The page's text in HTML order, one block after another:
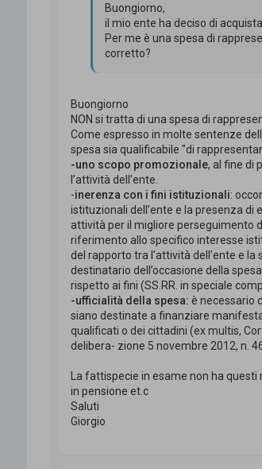
Buongiorno,
il mio ente ha deciso di
Per me è una spesa di
corretto?
Buongiorno
NON si tratta di una spesa di
Come espresso in molte sentenze
spesa sia qualificabile "di
-uno scopo promozionale, al fine di
l’attività dell’ente.
-inerenza con i fini istituzionali:
istituzionali dell’ente e la presenza
attività per il migliore perseguimento
riferimento allo specifico interesse
del rapporto tra l’attività dell’ente e
destinatario dell’occasione della
rispetto ai fini (SS.RR. in speciale
-ufficialità della spesa: è necessario
siano destinate a finanziare
qualificati o dei cittadini (ex multis,
delibera- zione 5 novembre 2012, n.
La fattispecie in esame non ha
in pensione et.c
Saluti
Giorgio